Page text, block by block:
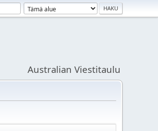
Australian Viestitaulu